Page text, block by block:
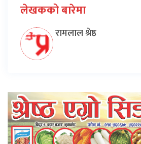
लेखकको बारेमा
रामलाल श्रेष्ठ